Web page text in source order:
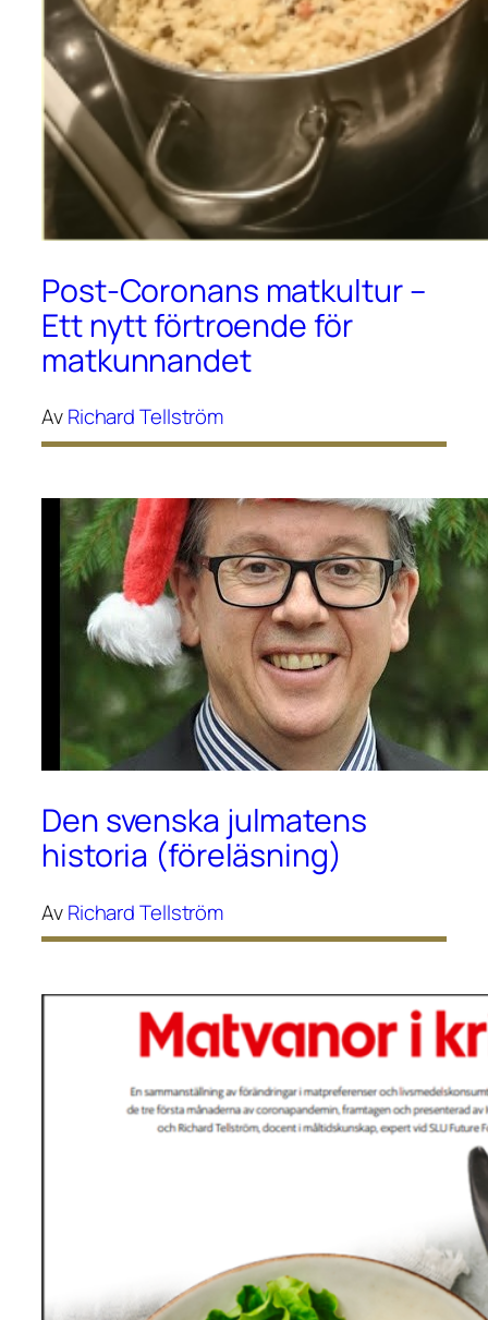
Post-Coronans matkultur –
Ett nytt förtroende för
matkunnandet
AvRichard Tellström
Den svenska julmatens
historia (föreläsning)
AvRichard Tellström